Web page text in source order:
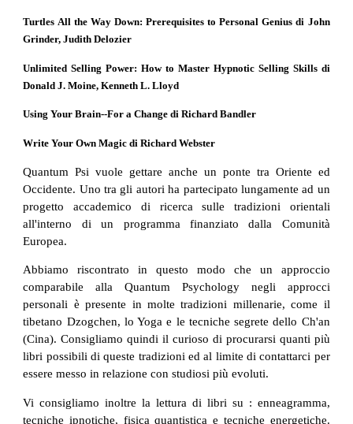
Turtles All the Way Down: Prerequisites to Personal Genius di John
Grinder, Judith Delozier
Unlimited Selling Power: How to Master Hypnotic Selling Skills di
Donald J. Moine, Kenneth L. Lloyd
Using Your Brain--For a Change di Richard Bandler
Write Your Own Magic di Richard Webster
Quantum Psi vuole gettare anche un ponte tra Oriente ed
Occidente. Uno tra gli autori ha partecipato lungamente ad un
progetto accademico di ricerca sulle tradizioni orientali
all'interno di un programma finanziato dalla Comunità
Europea.
Abbiamo riscontrato in questo modo che un approccio
comparabile alla Quantum Psychology negli approcci
personali è presente in molte tradizioni millenarie, come il
tibetano Dzogchen, lo Yoga e le tecniche segrete dello Ch'an
(Cina). Consigliamo quindi il curioso di procurarsi quanti più
libri possibili di queste tradizioni ed al limite di contattarci per
essere messo in relazione con studiosi più evoluti.
Vi consigliamo inoltre la lettura di libri su : enneagramma,
tecniche ipnotiche, fisica quantistica e tecniche energetiche.